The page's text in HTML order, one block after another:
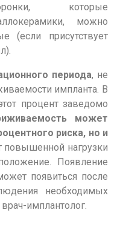
которые
можно
(если присутствует
периода, не
импланта. В
процент заведомо
может
риска, но и
повышенной нагрузки
Появление
появиться после
необходимых
имплантолог.